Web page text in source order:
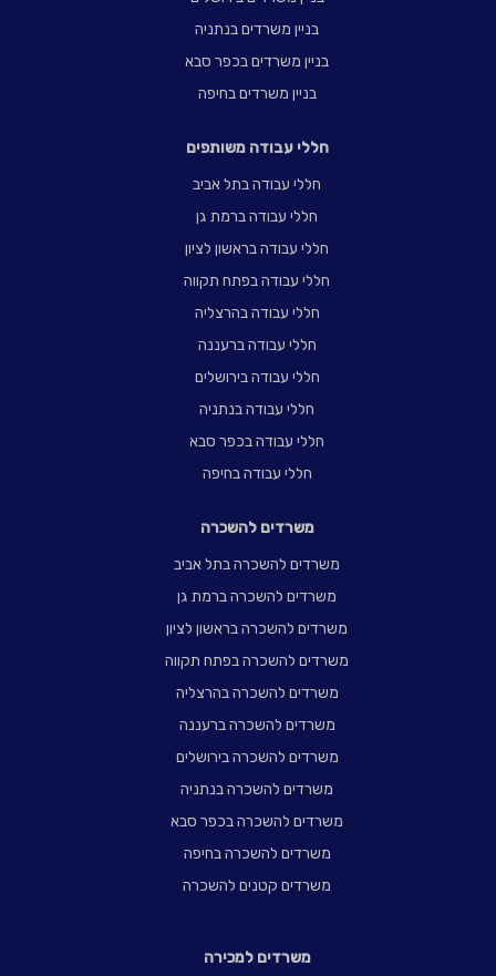
בניין משרדים בנתניה
בניין משרדים בכפר סבא
בניין משרדים בחיפה
חללי עבודה משותפים
חללי עבודה בתל אביב
חללי עבודה ברמת גן
חללי עבודה בראשון לציון
חללי עבודה בפתח תקווה
חללי עבודה בהרצליה
חללי עבודה ברעננה
חללי עבודה בירושלים
חללי עבודה בנתניה
חללי עבודה בכפר סבא
חללי עבודה בחיפה
משרדים להשכרה
משרדים להשכרה בתל אביב
משרדים להשכרה ברמת גן
משרדים להשכרה בראשון לציון
משרדים להשכרה בפתח תקווה
משרדים להשכרה בהרצליה
משרדים להשכרה ברעננה
משרדים להשכרה בירושלים
משרדים להשכרה בנתניה
משרדים להשכרה בכפר סבא
משרדים להשכרה בחיפה
משרדים קטנים להשכרה
משרדים למכירה